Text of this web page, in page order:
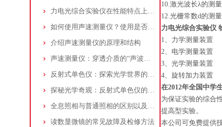
力电光综合实验仪在性能特点上有什么亮点
如何使用声速测量仪？使用是否需要调试？
介绍声速测量仪的原理和结构
声速测量仪：穿透介质的“声波探针”与科学之眼
反射式单色仪：探索光学世界的精密工具
探秘光学奇观：反射式单色仪的原理与应用
全息照相与普通照相的区别以及运用
读数显微镜的常见故障及检修方法
10.激光波长λ的测
12.光栅常数d的测
力电光综合实验仪
1、力学测量装
2、电学测量装置
3、光学测量装
4、旋转加力装置
在2012年全国中学
为保证实验的综合
提高型实验。
本公司可免费提供